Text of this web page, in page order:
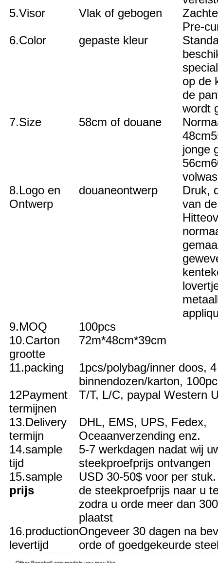
5.Visor
Vlak of gebogen
Pre-
6.Color
gepaste kleur
op de
de
wordt
7.Size
58cm of douane
jonge
8.Logo en
Ontwerp
douaneontwerp
Druk,
van de
9.MOQ
100pcs
10.Carton
grootte
72m*48cm*39cm
11.packing
1pcs/polybag/inner doos, 4
binnendozen/karton,
12Payment
termijnen
T/T, L/C, paypal Western
13.Delivery
termijn
DHL, EMS, UPS, Fedex,
Oceaanverzending enz.
14.sample
tijd
5-7 werkdagen nadat wij
steekproefprijs ontvangen
15.sample
prijs
USD 30-50$ voor per
de steekproefprijs naar u
zodra u orde meer dan
plaatst
16.production
levertijd
Ongeveer 30 dagen na
orde of goedgekeurde